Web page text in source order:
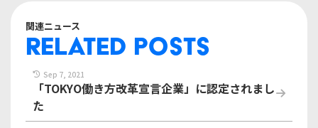
関連ニュース
RELATED POSTS
Sep 7, 2021
「TOKYO働き方改革宣言企業」に認定されまし
た